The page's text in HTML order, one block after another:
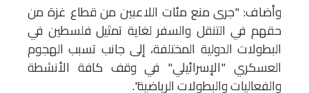
وأضاف: "جرى منع مئات اللاعبين من قطاع غزة من
حقهم في التنقل والسفر لغاية تمثيل فلسطين في
البطولات الدولية المختلفة، إلى جانب تسبب الهجوم
العسكري "الإسرائيلي" في وقف كافة الأنشطة
والفعاليات والبطولات الرياضية".